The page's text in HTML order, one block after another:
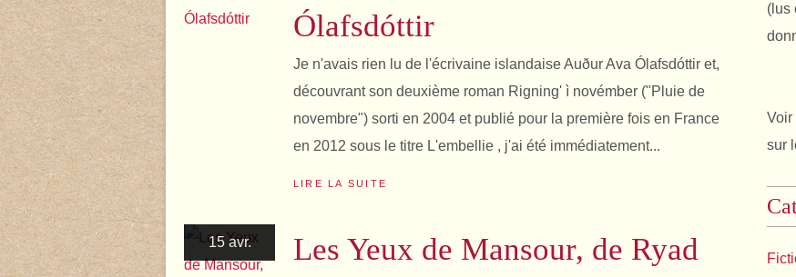
Ólafsdóttir
Je n'avais rien lu de l'écrivaine islandaise Auður Ava Ólafsdóttir et,
découvrant son deuxième roman Rigning' ì novémber ("Pluie de
novembre") sorti en 2004 et publié pour la première fois en France
en 2012 sous le titre L'embellie , j'ai été immédiatement...
LIRE LA SUITE
15 avr.
Les Yeux de Mansour, de Ryad
(lus
Voir
sur